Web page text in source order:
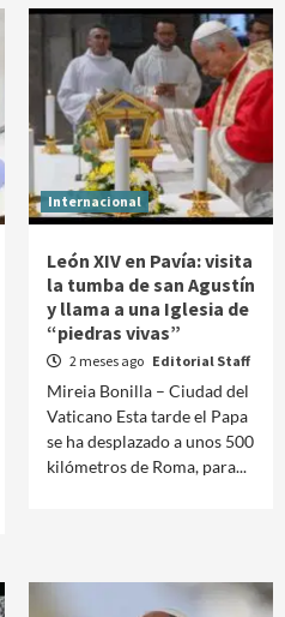
Internacional
León XIV en Pavía: visita
la tumba de san Agustín
y llama a una Iglesia de
“piedras vivas”
2 meses ago Editorial Staff
Mireia Bonilla – Ciudad del
Vaticano Esta tarde el Papa
se ha desplazado a unos 500
kilómetros de Roma, para...